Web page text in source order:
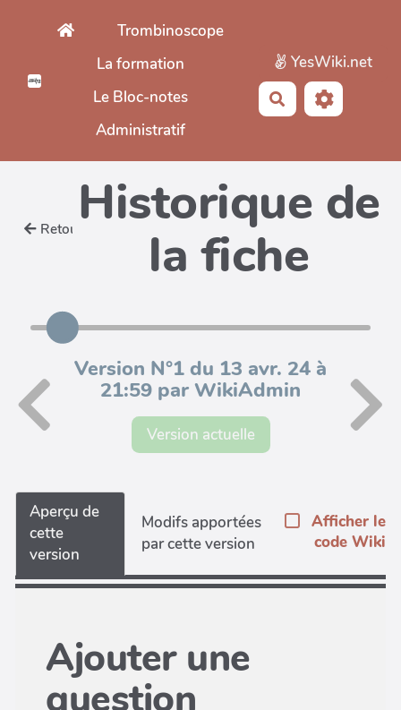
Aller au contenu principal
Trombinoscope
La formation
Le Bloc-notes
Administratif
YesWiki.net
Rechercher
Retour Historique de
la fiche
Version N°1 du 13 avr. 24 à
21:59 par WikiAdmin
Version actuelle
Aperçu de
cette
version
Modifs apportées
par cette version
Afficher le
code Wiki
Ajouter une
question